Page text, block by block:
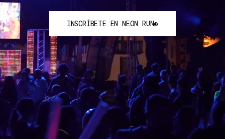
INSCRÍBETE EN NEON RUN®